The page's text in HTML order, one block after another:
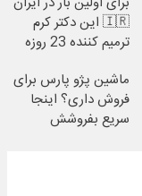
🇮🇷 این دکتر کرم
ترمیم کننده 23 روزه
ماشین پژو پارس برای
فروش داری؟ اینجا
سریع بفروشش